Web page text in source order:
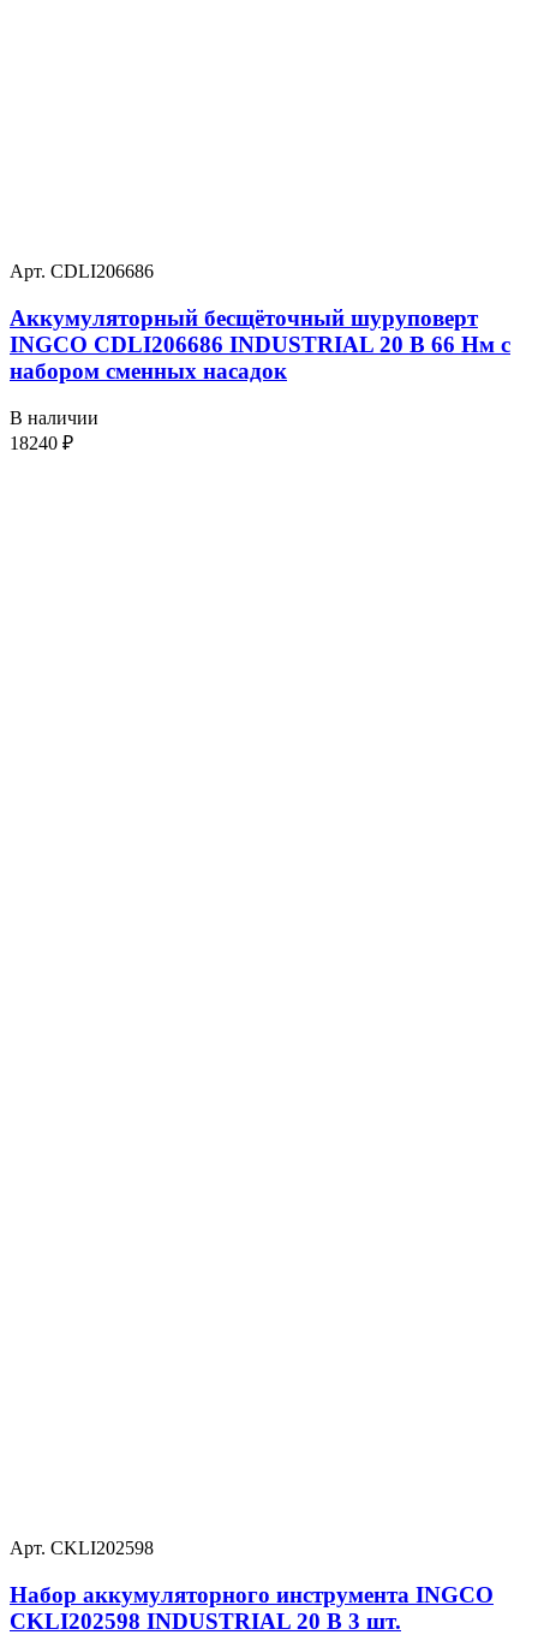
Арт. CDLI206686
Аккумуляторный бесщёточный шуруповерт
INGCO CDLI206686 INDUSTRIAL 20 В 66 Нм с
набором сменных насадок
В наличии
18240 ₽
Арт. CKLI202598
Набор аккумуляторного инструмента INGCO
CKLI202598 INDUSTRIAL 20 В 3 шт.